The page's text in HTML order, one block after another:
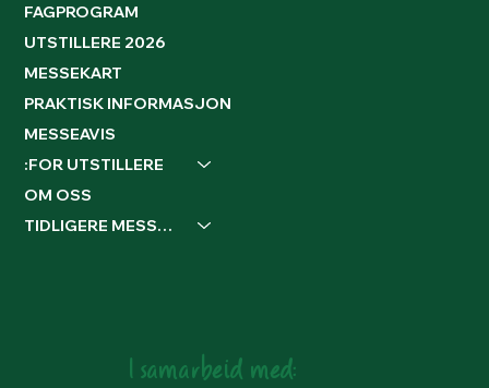
FAGPROGRAM
UTSTILLERE 2026
MESSEKART
PRAKTISK INFORMASJON
MESSEAVIS
:FOR UTSTILLERE
OM OSS
TIDLIGERE MESSER
I samarbeid med: